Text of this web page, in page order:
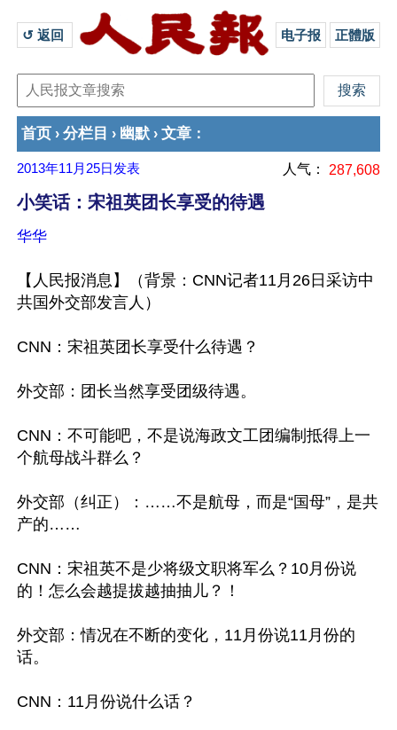
↺ 返回 电子报 正體版
首页 › 分栏目 › 幽默 › 文章 ：
2013年11月25日 发表 人气： 287,608
小笑话：宋祖英团长享受的待遇
华华
【人民报消息】（背景：CNN记者11月26日采访中
共国外交部发言人）
CNN：宋祖英团长享受什么待遇？
外交部：团长当然享受团级待遇。
CNN：不可能吧，不是说海政文工团编制抵得上一
个航母战斗群么？
外交部（纠正）：……不是航母，而是“国母”，是共
产的……
CNN：宋祖英不是少将级文职将军么？10月份说
的！怎么会越提拔越抽抽儿？！
外交部：情况在不断的变化，11月份说11月份的
话。
CNN：11月份说什么话？